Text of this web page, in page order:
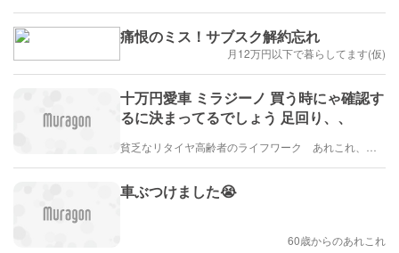
痛恨のミス！サブスク解約忘れ
月12万円以下で暮らしてます(仮)
十万円愛車 ミラジーノ 買う時にゃ確認す
るに決まってるでしょう 足回り、、
車ぶつけました😭
60歳からのあれこれ